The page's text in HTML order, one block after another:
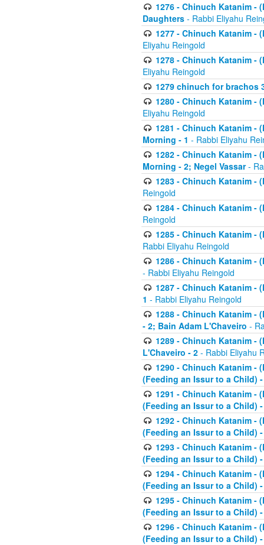
1276 - Chinuch Katanim -
Daughters - Rabbi Eliyahu
1277 - Chinuch Katanim -
Eliyahu Reingold
1278 - Chinuch Katanim -
Eliyahu Reingold
1279 chinuch for brachos
1280 - Chinuch Katanim -
Eliyahu Reingold
1281 - Chinuch Katanim -
Morning - 1 - Rabbi Eliyahu
1282 - Chinuch Katanim -
Morning - 2; Negel Vassar-
1283 - Chinuch Katanim -
Reingold
1284 - Chinuch Katanim -
Reingold
1285 - Chinuch Katanim -
Rabbi Eliyahu Reingold
1286 - Chinuch Katanim -
- Rabbi Eliyahu Reingold
1287 - Chinuch Katanim -
1 - Rabbi Eliyahu Reingold
1288 - Chinuch Katanim -
- 2; Bain Adam L'Chaveiro -
1289 - Chinuch Katanim -
L'Chaveiro - 2 - Rabbi Eliyahu
1290 - Chinuch Katanim -
(Feeding an Issur to a Child)
1291 - Chinuch Katanim -
(Feeding an Issur to a Child)
1292 - Chinuch Katanim -
(Feeding an Issur to a Child)
1293 - Chinuch Katanim -
(Feeding an Issur to a Child)
1294 - Chinuch Katanim -
(Feeding an Issur to a Child)
1295 - Chinuch Katanim -
(Feeding an Issur to a Child)
1296 - Chinuch Katanim -
(Feeding an Issur to a Child)